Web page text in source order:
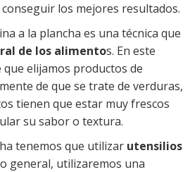
los mejores resultados.
a la plancha es una técnica que
de los alimentos. En este
elijamos productos de
de que se trate de verduras,
tienen que estar muy frescos
su sabor o textura.
tenemos que utilizar utensilios
general, utilizaremos una